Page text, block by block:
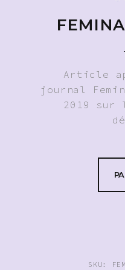
Article
journal
2019 sur
SKU: